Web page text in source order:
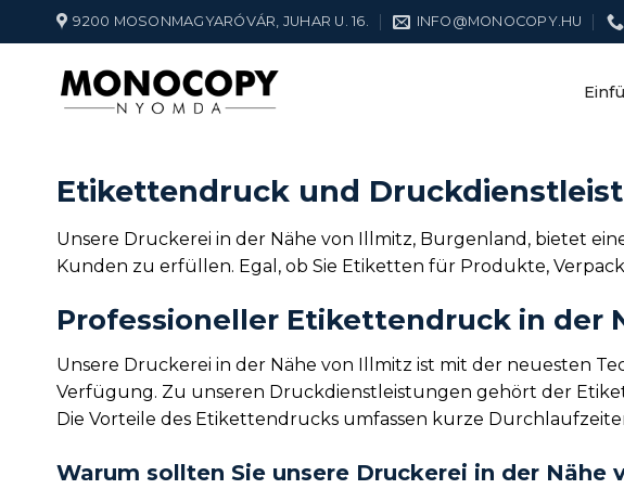
Inhalt
springen
9200 MOSONMAGYARÓVÁR, JUHAR U. 16. INFO@MONOCOPY.HU
Etikettendruck und
Unsere Druckerei in der Nähe von Illmitz, Burgenland, bietet
Kunden zu erfüllen. Egal, ob Sie Etiketten für Produkte,
Professioneller Etikettendruck in der
Unsere Druckerei in der Nähe von Illmitz ist mit der neuesten
Verfügung. Zu unseren Druckdienstleistungen gehört der
Die Vorteile des Etikettendrucks umfassen kurze
Warum sollten Sie unsere Druckerei in der Nähe